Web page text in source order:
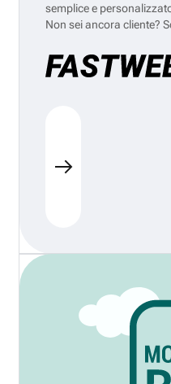
semplice e
Non sei ancora cliente?